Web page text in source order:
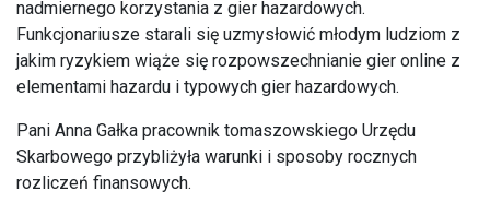
nadmiernego korzystania z gier hazardowych.
Funkcjonariusze starali się uzmysłowić młodym ludziom z
jakim ryzykiem wiąże się rozpowszechnianie gier online z
elementami hazardu i typowych gier hazardowych.
Pani Anna Gałka pracownik tomaszowskiego Urzędu
Skarbowego przybliżyła warunki i sposoby rocznych
rozliczeń finansowych.